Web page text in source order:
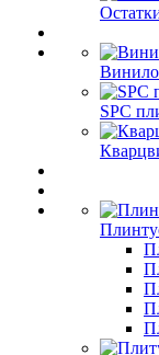
SPC